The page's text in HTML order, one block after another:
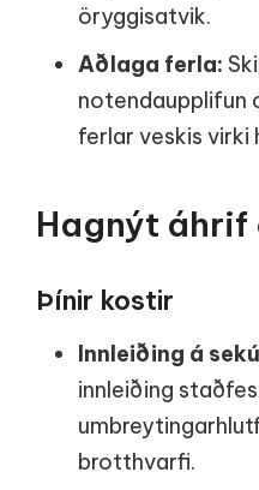
öryggisatvik.
Aðlaga ferla:
notendaupplifun
ferlar veskis virki
Hagnýt
Þínir kostir
Innleiðing á
innleiðing
brotthvarfi.